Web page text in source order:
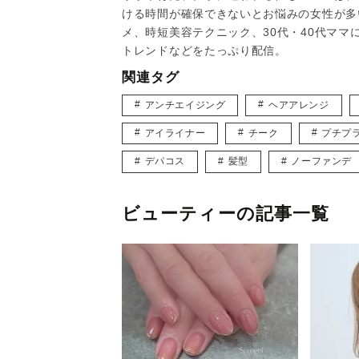
ける時間が確保できないとお悩みの女性が
メ、時短美容テクニック、30代・40代ママ
トレンドなどをたっぷり配信。
関連タグ
アンチエイジング ヘアアレンジ
アイライナー チーク プチプ
デパコス 髪型 ノーファンデ
ビューティーの記事一覧